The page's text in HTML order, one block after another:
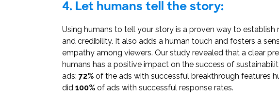
4. Let humans tell the story:
Using humans to tell your story is a proven way to establish
and credibility. It also adds a human touch and fosters a
empathy among viewers. Our study revealed that a clear
humans has a positive impact on the success of
ads: 72% of the ads with successful breakthrough features
did 100% of ads with successful response rates.